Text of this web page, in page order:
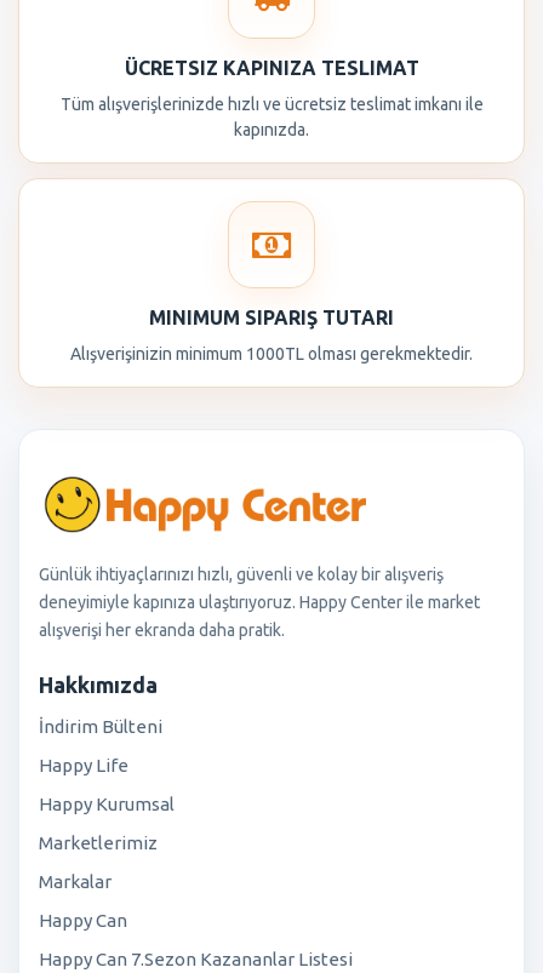
ÜCRETSIZ KAPINIZA TESLIMAT
Tüm alışverişlerinizde hızlı ve ücretsiz teslimat imkanı ile
kapınızda.
MINIMUM SIPARIŞ TUTARI
Alışverişinizin minimum 1000TL olması gerekmektedir.
Günlük ihtiyaçlarınızı hızlı, güvenli ve kolay bir alışveriş
deneyimiyle kapınıza ulaştırıyoruz. Happy Center ile market
alışverişi her ekranda daha pratik.
Hakkımızda
İndirim Bülteni
Happy Life
Happy Kurumsal
Marketlerimiz
Markalar
Happy Can
Happy Can 7.Sezon Kazananlar Listesi